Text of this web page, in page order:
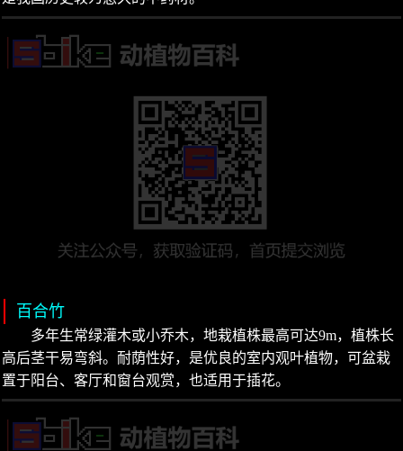
百合竹
多年生常绿灌木或小乔木，地栽植株最高可达9m，植株长
高后茎干易弯斜。耐荫性好，是优良的室内观叶植物，可盆栽
置于阳台、客厅和窗台观赏，也适用于插花。